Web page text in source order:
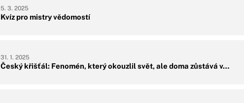
Kvíz pro mistry vědomostí
5. 3. 2025
Český křišťál: Fenomén, který okouzlil svět, ale doma zůstává v…
31. 1. 2025